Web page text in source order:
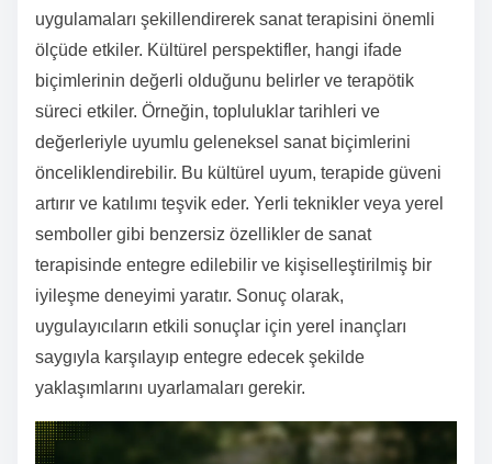
uygulamaları şekillendirerek sanat terapisini önemli
ölçüde etkiler. Kültürel perspektifler, hangi ifade
biçimlerinin değerli olduğunu belirler ve terapötik
süreci etkiler. Örneğin, topluluklar tarihleri ve
değerleriyle uyumlu geleneksel sanat biçimlerini
önceliklendirebilir. Bu kültürel uyum, terapide güveni
artırır ve katılımı teşvik eder. Yerli teknikler veya yerel
semboller gibi benzersiz özellikler de sanat
terapisinde entegre edilebilir ve kişiselleştirilmiş bir
iyileşme deneyimi yaratır. Sonuç olarak,
uygulayıcıların etkili sonuçlar için yerel inançları
saygıyla karşılayıp entegre edecek şekilde
yaklaşımlarını uyarlamaları gerekir.